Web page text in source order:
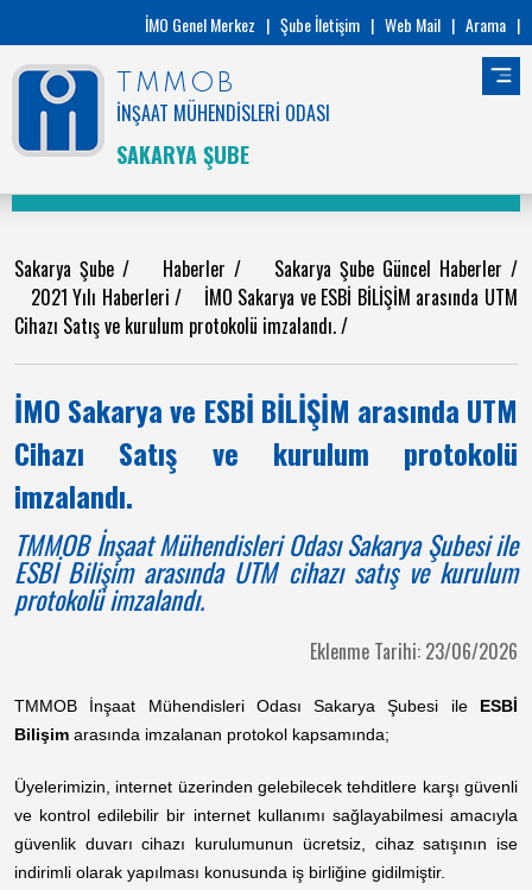
İMO Genel Merkez | Şube İletişim | Web Mail | Arama |
TMMOB
İNŞAAT MÜHENDİSLERİ ODASI
SAKARYA ŞUBE
Sakarya Şube / Haberler / Sakarya Şube Güncel Haberler /
2021 Yılı Haberleri/ İMO Sakarya ve ESBİ BİLİŞİM arasında UTM
Cihazı Satış ve kurulum protokolü imzalandı./
İMO Sakarya ve ESBİ BİLİŞİM arasında UTM
Cihazı Satış ve kurulum protokolü
imzalandı.
TMMOB İnşaat Mühendisleri Odası Sakarya Şubesi ile
ESBİ Bilişim arasında UTM cihazı satış ve kurulum
protokolü imzalandı.
Eklenme Tarihi: 23/06/2026
TMMOB İnşaat Mühendisleri Odası Sakarya Şubesi ile ESBİ
Bilişim arasında imzalanan protokol kapsamında;
Üyelerimizin, internet üzerinden gelebilecek tehditlere karşı güvenli
ve kontrol edilebilir bir internet kullanımı sağlayabilmesi amacıyla
güvenlik duvarı cihazı kurulumunun ücretsiz, cihaz satışının ise
indirimli olarak yapılması konusunda iş birliğine gidilmiştir.